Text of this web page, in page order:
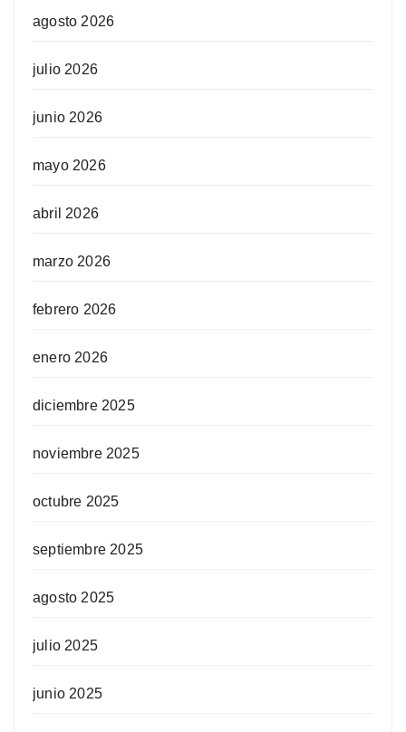
agosto 2026
julio 2026
junio 2026
mayo 2026
abril 2026
marzo 2026
febrero 2026
enero 2026
diciembre 2025
noviembre 2025
octubre 2025
septiembre 2025
agosto 2025
julio 2025
junio 2025